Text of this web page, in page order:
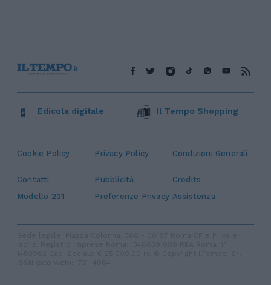
Cookie Policy Privacy Policy Condizioni Generali
Contatti Pubblicità
Credits
Modello 231
Preferenze Privacy Assistenza
Edicola digitale Il Tempo Shopping